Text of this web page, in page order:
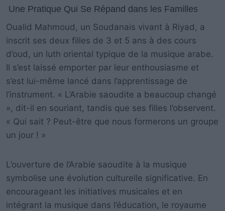
Une Pratique Qui Se Répand dans les Familles
Oualid Mahmoud, un Soudanais vivant à Riyad, a
inscrit ses deux filles de 3 et 5 ans à des cours
d’oud, un luth oriental typique de la musique arabe.
Il s’est laissé emporter par leur enthousiasme et
s’est lui-même lancé dans l’apprentissage de
l’instrument. « L’Arabie saoudite a beaucoup changé
», dit-il en souriant, tandis que ses filles l’observent.
« Qui sait ? Peut-être que nous formerons un groupe
un jour ! »
L’ouverture de l’Arabie saoudite à la musique
symbolise une évolution culturelle significative. En
encourageant les initiatives musicales et en
intégrant la musique dans l’éducation, le royaume